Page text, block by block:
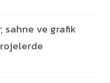
sahne ve grafik